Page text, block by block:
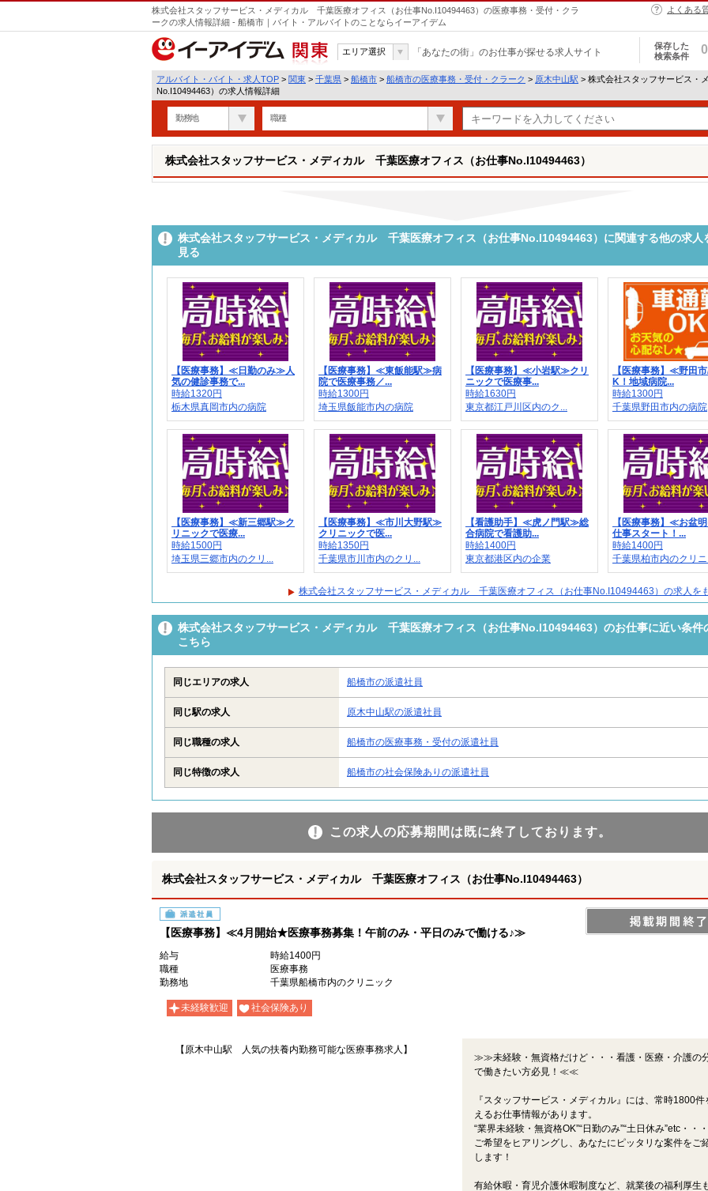
株式会社スタッフサービス・メディカル 千葉医療オフィス（お仕事No.I10494463）の医療事務・受付・クラ
ークの求人情報詳細 - 船橋市｜バイト・アルバイトのことならイーアイデム
よくある
関東
エリア選択 「あなたの街」のお仕事が探せる求人サイト
保存した
検索条件
0
アルバイト・バイト・求人TOP > 関東 > 千葉県 > 船橋市 > 船橋市の医療事務・受付・クラーク > 原木中山駅 > 株式会社スタッフサービス
No.I10494463）の求人情報詳細
勤務地 職種
株式会社スタッフサービス・メディカル 千葉医療オフィス（お仕事No.I10494463）
株式会社スタッフサービス・メディカル 千葉医療オフィス（お仕事No.I10494463）に関連する他の求人
見る
【医療事務】≪日勤のみ≫人
気の健診事務で...
時給1320円
栃木県真岡市内の病院
【医療事務】≪東飯能駅≫病
院で医療事務／...
時給1300円
埼玉県飯能市内の病院
【医療事務】≪小岩駅≫クリ
ニックで医療事...
時給1630円
東京都江戸川区内のク...
【医療事務】≪野田
K！地域病院...
時給1300円
千葉県野田市内の病院
【医療事務】≪新三郷駅≫ク
リニックで医療...
時給1500円
埼玉県三郷市内のクリ...
【医療事務】≪市川大野駅≫
クリニックで医...
時給1350円
千葉県市川市内のクリ...
【看護助手】≪虎ノ門駅≫総
合病院で看護助...
時給1400円
東京都港区内の企業
【医療事務】≪お盆
仕事スタート！...
時給1400円
千葉県柏市内のクリ
株式会社スタッフサービス・メディカル 千葉医療オフィス（お仕事No.I10494463）の求人を
株式会社スタッフサービス・メディカル 千葉医療オフィス（お仕事No.I10494463）のお仕事に近い条件
こちら
同じエリアの求人 船橋市の派遣社員
同じ駅の求人 原木中山駅の派遣社員
同じ職種の求人 船橋市の医療事務・受付の派遣社員
同じ特徴の求人 船橋市の社会保険ありの派遣社員
この求人の応募期間は既に終了しております。
株式会社スタッフサービス・メディカル 千葉医療オフィス（お仕事No.I10494463）
派遣社員
【医療事務】≪4月開始★医療事務募集！午前のみ・平日のみで働ける♪≫
給与
時給1400円
職種
医療事務
勤務地
千葉県船橋市内のクリニック
未経験歓迎 社会保険あり
【原木中山駅 人気の扶養内勤務可能な医療事務求人】
≫≫未経験・無資格だけど・・・看護・医療・介護の
で働きたい方必見！≪≪
『スタッフサービス・メディカル』には、常時1800件
えるお仕事情報があります。
“業界未経験・無資格OK”“日勤のみ”“土日休み”etc・・・
ご希望をヒアリングし、あなたにピッタリな案件をご
します！
有給休暇・育児介護休暇制度など、就業後の福利厚生